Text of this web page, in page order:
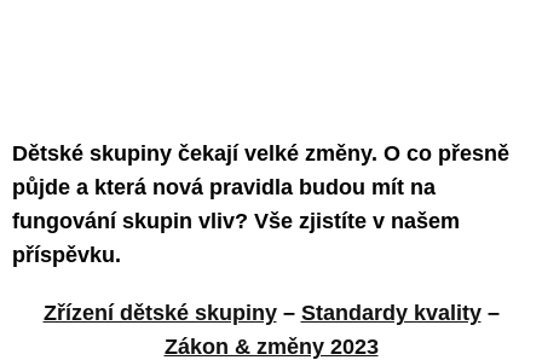
Dětské skupiny čekají velké změny. O co přesně
půjde a která nová pravidla budou mít na
fungování skupin vliv? Vše zjistíte v našem
příspěvku.
Zřízení dětské skupiny– Standardy kvality–
Zákon & změny 2023